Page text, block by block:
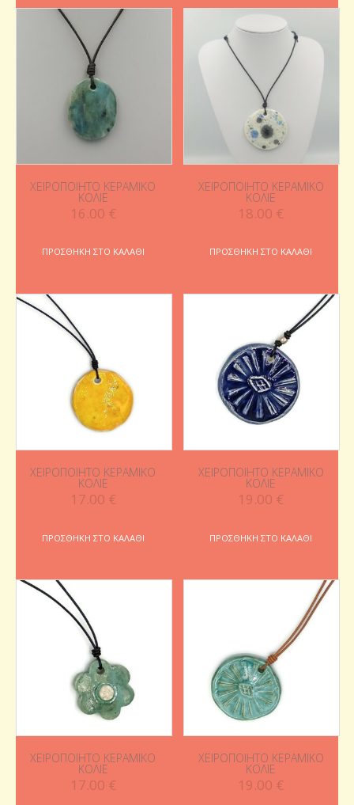
ΧΕΙΡΟΠΟΊΗΤΟ ΚΕΡΑΜΙΚΌ
ΚΟΛΙΈ
16.00 €
ΠΡΟΣΘΉΚΗ ΣΤΟ ΚΑΛΆΘΙ
ΧΕΙΡΟΠΟΊΗΤΟ ΚΕΡΑΜΙΚΌ
ΚΟΛΙΈ
18.00 €
ΠΡΟΣΘΉΚΗ ΣΤΟ ΚΑΛΆΘΙ
ΧΕΙΡΟΠΟΊΗΤΟ ΚΕΡΑΜΙΚΌ
ΚΟΛΙΈ
17.00 €
ΠΡΟΣΘΉΚΗ ΣΤΟ ΚΑΛΆΘΙ
ΧΕΙΡΟΠΟΊΗΤΟ ΚΕΡΑΜΙΚΌ
ΚΟΛΙΈ
19.00 €
ΠΡΟΣΘΉΚΗ ΣΤΟ ΚΑΛΆΘΙ
ΧΕΙΡΟΠΟΊΗΤΟ ΚΕΡΑΜΙΚΌ
ΚΟΛΙΈ
17.00 €
ΧΕΙΡΟΠΟΊΗΤΟ ΚΕΡΑΜΙΚΌ
ΚΟΛΙΈ
19.00 €